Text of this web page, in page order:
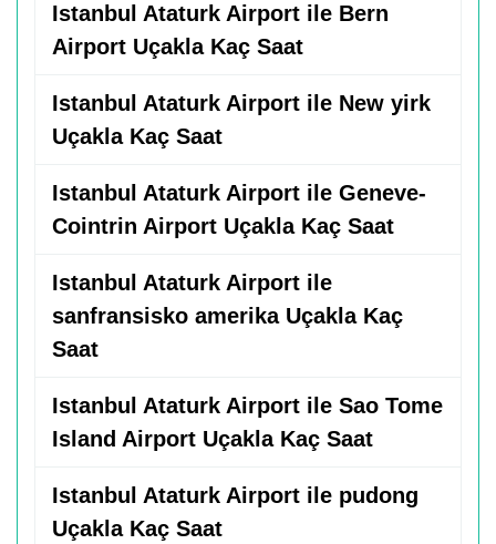
Istanbul Ataturk Airport ile Bern
Airport Uçakla Kaç Saat
Istanbul Ataturk Airport ile New yirk
Uçakla Kaç Saat
Istanbul Ataturk Airport ile Geneve-
Cointrin Airport Uçakla Kaç Saat
Istanbul Ataturk Airport ile
sanfransisko amerika Uçakla Kaç
Saat
Istanbul Ataturk Airport ile Sao Tome
Island Airport Uçakla Kaç Saat
Istanbul Ataturk Airport ile pudong
Uçakla Kaç Saat